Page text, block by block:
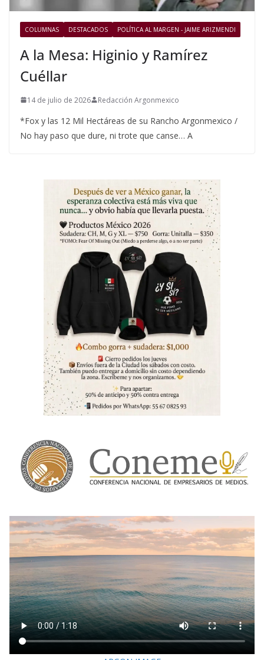
COLUMNAS DESTACADOS POLÍTICA AL MARGEN - JAIME ARIZMENDI
A la Mesa: Higinio y Ramírez
Cuéllar
14 de julio de 2026 Redacción Argonmexico
*Fox y las 12 Mil Hectáreas de su Rancho Argonmexico /
No hay paso que dure, ni trote que canse… A